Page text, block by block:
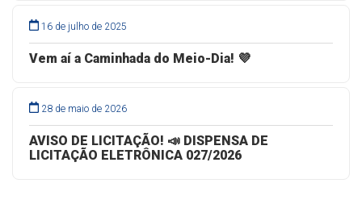
16 de julho de 2025
Vem aí a Caminhada do Meio-Dia! 💜
28 de maio de 2026
AVISO DE LICITAÇÃO! 📣 DISPENSA DE
LICITAÇÃO ELETRÔNICA 027/2026